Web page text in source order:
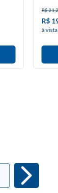
R$
R$
à vista